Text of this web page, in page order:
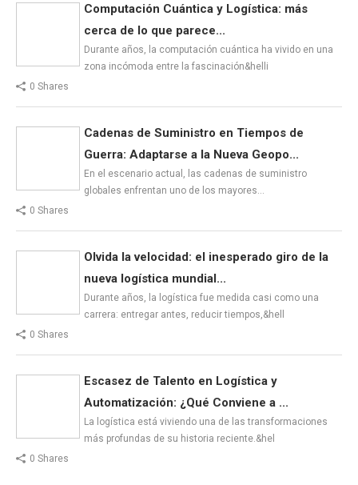
Computación Cuántica y Logística: más
cerca de lo que parece...
Durante años, la computación cuántica ha vivido en una
zona incómoda entre la fascinación&helli
0 Shares
Cadenas de Suministro en Tiempos de
Guerra: Adaptarse a la Nueva Geopo...
En el escenario actual, las cadenas de suministro
globales enfrentan uno de los mayores…
0 Shares
Olvida la velocidad: el inesperado giro de la
nueva logística mundial...
Durante años, la logística fue medida casi como una
carrera: entregar antes, reducir tiempos,&hell
0 Shares
Escasez de Talento en Logística y
Automatización: ¿Qué Conviene a ...
La logística está viviendo una de las transformaciones
más profundas de su historia reciente.&hel
0 Shares